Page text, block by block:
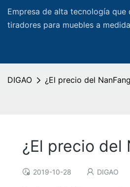
Empresa de alta tecnología
tiradores para muebles a
DIGAO ¿El precio del
¿El precio del
2019-10-28 DIGAO